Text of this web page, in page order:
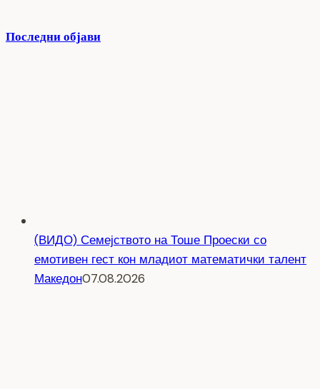
Последни објави
(ВИДО) Семејството на Тоше Проески со
емотивен гест кон младиот математички талент
Македон07.08.2026